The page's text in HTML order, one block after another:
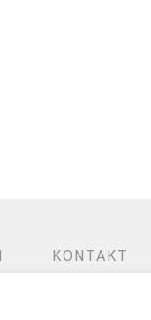
KONTAKT